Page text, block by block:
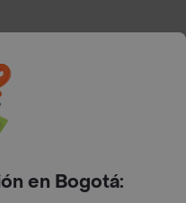
Comida a Domicilio -
en Bogotá: